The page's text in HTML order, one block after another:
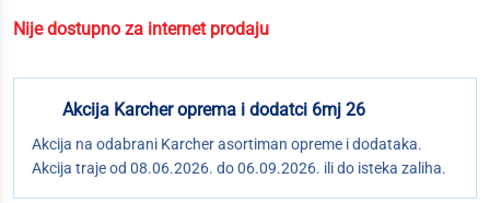
Nije dostupno za internet prodaju
Akcija Karcher oprema i dodatci 6mj 26
Akcija na odabrani Karcher asortiman opreme i dodataka.
Akcija traje od 08.06.2026. do 06.09.2026. ili do isteka zaliha.